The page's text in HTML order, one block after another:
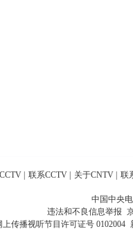
联系CCTV 关于CNTV 联
中国中央
违法和不良信息举报
上传播视听节目许可证号 0102004